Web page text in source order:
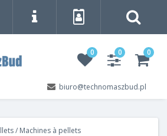
0 0 0
biuro@technomaszbud.pl
/ Machines à pellets